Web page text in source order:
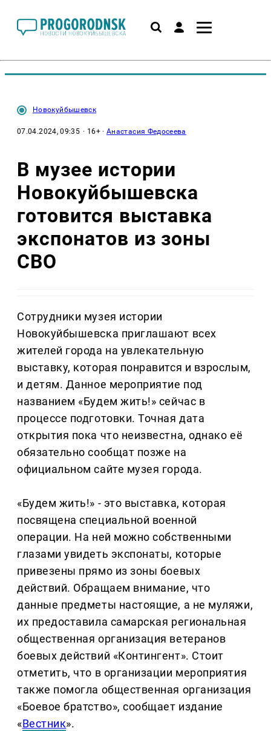
Новокуйбышевск
07.04.2024, 09:35 · 16+ ·Анастасия Федосеева
В музее истории
Новокуйбышевска
готовится выставка
экспонатов из зоны
СВО
Сотрудники музея истории
Новокуйбышевска приглашают всех
жителей города на увлекательную
выставку, которая понравится и взрослым,
и детям. Данное мероприятие под
названием «Будем жить!» сейчас в
процессе подготовки. Точная дата
открытия пока что неизвестна, однако её
обязательно сообщат позже на
официальном сайте музея города.
«Будем жить!» - это выставка, которая
посвящена специальной военной
операции. На ней можно собственными
глазами увидеть экспонаты, которые
привезены прямо из зоны боевых
действий. Обращаем внимание, что
данные предметы настоящие, а не муляжи,
их предоставила самарская региональная
общественная организация ветеранов
боевых действий «Контингент». Стоит
отметить, что в организации мероприятия
также помогла общественная организация
«Боевое братство», сообщает издание
«Вестник».